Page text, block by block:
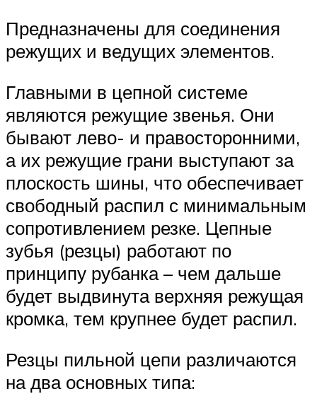
Предназначены для соединения
режущих и ведущих элементов.
Главными в цепной системе
являются режущие звенья. Они
бывают лево- и правосторонними,
а их режущие грани выступают за
плоскость шины, что обеспечивает
свободный распил с минимальным
сопротивлением резке. Цепные
зубья (резцы) работают по
принципу рубанка – чем дальше
будет выдвинута верхняя режущая
кромка, тем крупнее будет распил.
Резцы пильной цепи различаются
на два основных типа: